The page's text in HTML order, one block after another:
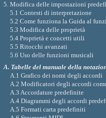
5. Modifica delle impostazioni
5.1 Contesti di interpretazione
5.2 Come funziona la Guida al
5.3 Modifica delle proprietà
5.4 Proprietà e concetti utili
5.5 Ritocchi avanzati
5.6 Uso delle funzioni musicali
A. Tabelle del manuale della
A.1 Grafico dei nomi degli accordi
A.2 Modificatori degli accordi
A.3 Accordature predefinite
A.4 Diagrammi degli accordi
A.5 Formati carta predefiniti